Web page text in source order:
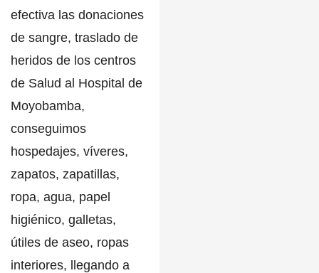
efectiva las donaciones
de sangre, traslado de
heridos de los centros
de Salud al Hospital de
Moyobamba,
conseguimos
hospedajes, víveres,
zapatos, zapatillas,
ropa, agua, papel
higiénico, galletas,
útiles de aseo, ropas
interiores, llegando a